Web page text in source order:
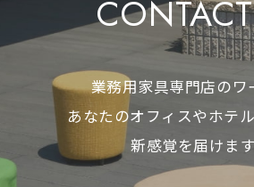
業務用家具専門店のワ
あなたのオフィスやホテ
新感覚を届けます